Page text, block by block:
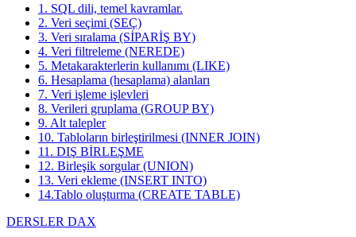
1. SQL dili, temel kavramlar.
2. Veri seçimi (SEÇ)
3. Veri sıralama (SİPARİŞ BY)
4. Veri filtreleme (NEREDE)
5. Metakarakterlerin kullanımı (LIKE)
6. Hesaplama (hesaplama) alanları
7. Veri işleme işlevleri
8. Verileri gruplama (GROUP BY)
9. Alt talepler
10. Tabloların birleştirilmesi (INNER JOIN)
11. DIŞ BİRLEŞME
12. Birleşik sorgular (UNION)
13. Veri ekleme (INSERT INTO)
14.Tablo oluşturma (CREATE TABLE)
DERSLER DAX